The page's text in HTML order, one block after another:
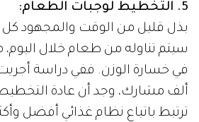
5. التخطيط لوجبات الطعام:
بذل قليل من الوقت والمجهود
سيتم تناوله من طعام خلال
ألف مشارك، وجد أن عادة
ترتبط باتباع نظام غذائي أفضل